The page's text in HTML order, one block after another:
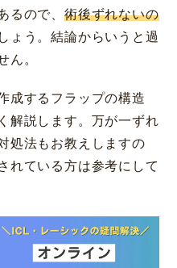
ク案内
アフターケア
よくあるご質問
ホーム
[提携]札幌かとう眼
[提携]木村眼科 天王
寺院
大阪市天王寺区
るので、 術後ずれないの
ょう。結論からいうと過
ん。
成するフラップの構造
解説します。万が一ずれ
処法もお教えしますの
れている方は参考にして